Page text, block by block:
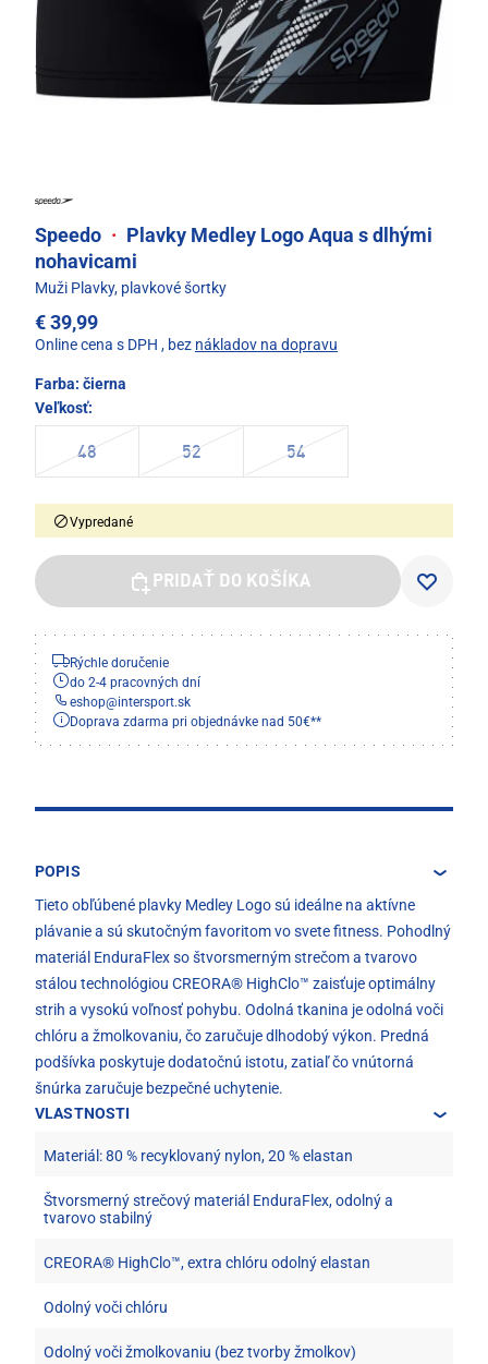
Speedo · Plavky Medley Logo Aqua s dlhými
nohavicami
Muži Plavky, plavkové šortky
€ 39,99
Online cena s DPH , bez nákladov na dopravu
Farba: čierna
Veľkosť:
48 52 54
Vypredané
PRIDAŤ DO KOŠÍKA
Rýchle doručenie
do 2-4 pracovných dní
eshop@intersport.sk
Doprava zdarma pri objednávke nad 50€**
POPIS
Tieto obľúbené plavky Medley Logo sú ideálne na aktívne
plávanie a sú skutočným favoritom vo svete fitness. Pohodlný
materiál EnduraFlex so štvorsmerným strečom a tvarovo
stálou technológiou CREORA® HighClo™ zaisťuje optimálny
strih a vysokú voľnosť pohybu. Odolná tkanina je odolná voči
chlóru a žmolkovaniu, čo zaručuje dlhodobý výkon. Predná
podšívka poskytuje dodatočnú istotu, zatiaľ čo vnútorná
šnúrka zaručuje bezpečné uchytenie.
VLASTNOSTI
Materiál: 80 % recyklovaný nylon, 20 % elastan
Štvorsmerný strečový materiál EnduraFlex, odolný a
tvarovo stabilný
CREORA® HighClo™, extra chlóru odolný elastan
Odolný voči chlóru
Odolný voči žmolkovaniu (bez tvorby žmolkov)